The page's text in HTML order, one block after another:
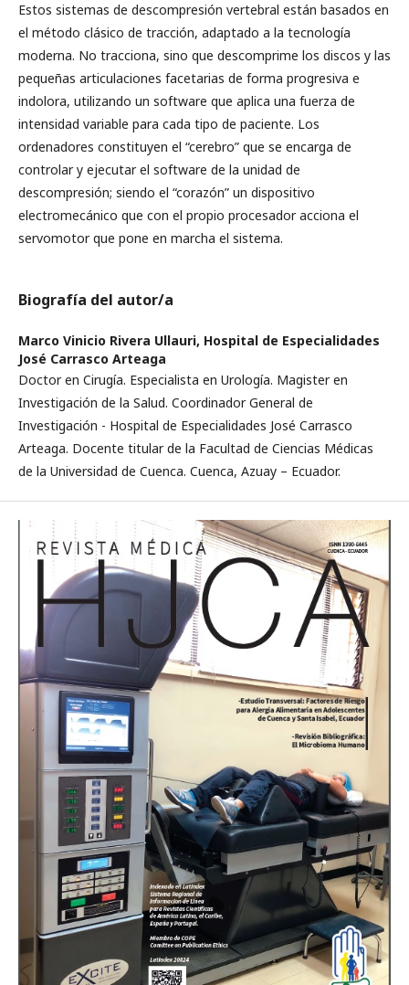
Estos sistemas de descompresión vertebral están basados en
el método clásico de tracción, adaptado a la tecnología
moderna. No tracciona, sino que descomprime los discos y las
pequeñas articulaciones facetarias de forma progresiva e
indolora, utilizando un software que aplica una fuerza de
intensidad variable para cada tipo de paciente. Los
ordenadores constituyen el “cerebro” que se encarga de
controlar y ejecutar el software de la unidad de
descompresión; siendo el “corazón” un dispositivo
electromecánico que con el propio procesador acciona el
servomotor que pone en marcha el sistema.
Biografía del autor/a
Marco Vinicio Rivera Ullauri, Hospital de Especialidades
José Carrasco Arteaga
Doctor en Cirugía. Especialista en Urología. Magister en
Investigación de la Salud. Coordinador General de
Investigación - Hospital de Especialidades José Carrasco
Arteaga. Docente titular de la Facultad de Ciencias Médicas
de la Universidad de Cuenca. Cuenca, Azuay – Ecuador.